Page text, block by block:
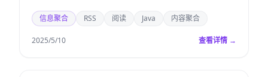
信息聚合 RSS 阅读 Java 内容聚合
2025/5/10 查看详情 →